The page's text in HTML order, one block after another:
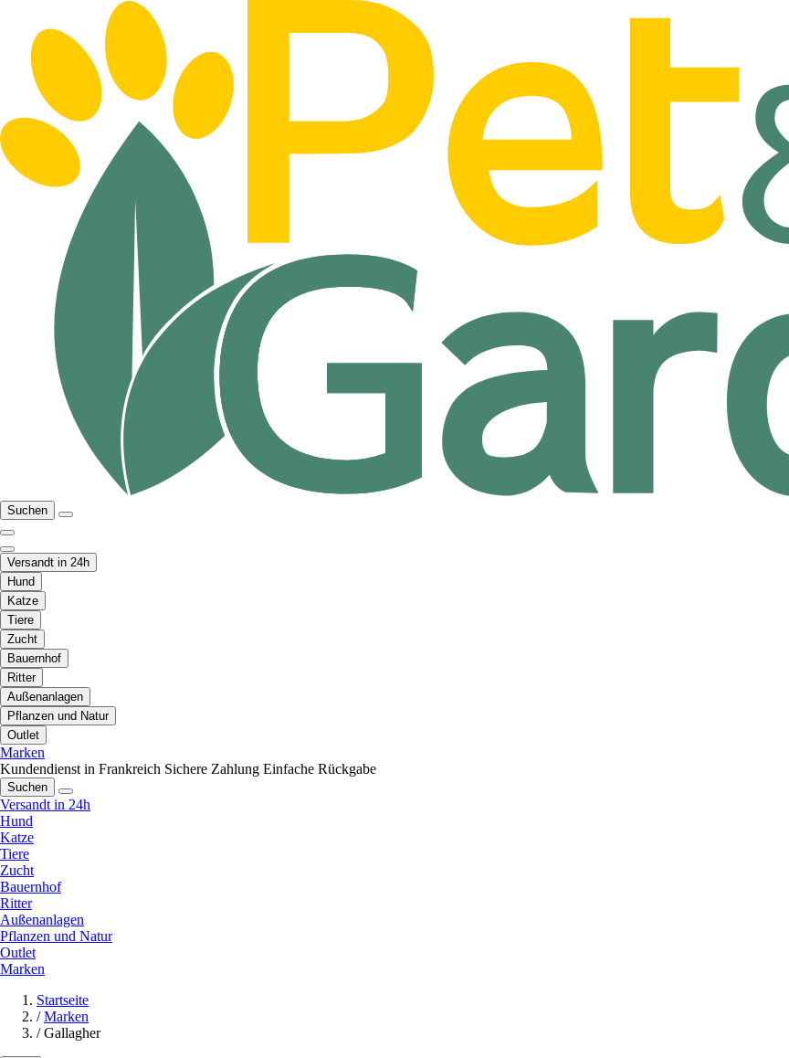
Suchen
Versandt in 24h
Hund
Katze
Tiere
Zucht
Bauernhof
Ritter
Außenanlagen
Pflanzen und Natur
Outlet
Marken
Kundendienst in Frankreich Sichere Zahlung Einfache Rückgabe
Suchen
Versandt in 24h
Hund
Katze
Tiere
Zucht
Bauernhof
Ritter
Außenanlagen
Pflanzen und Natur
Outlet
Marken
Startseite
/ Marken
/ Gallagher